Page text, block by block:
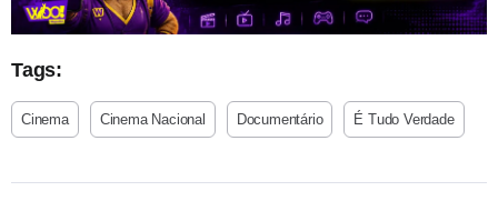
Tags:
Cinema Cinema Nacional Documentário É Tudo Verdade